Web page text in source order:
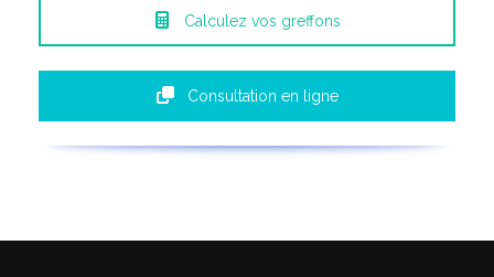
Calculez vos greffons
Consultation en ligne